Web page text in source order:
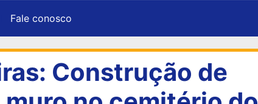
Fale conosco
Construção de